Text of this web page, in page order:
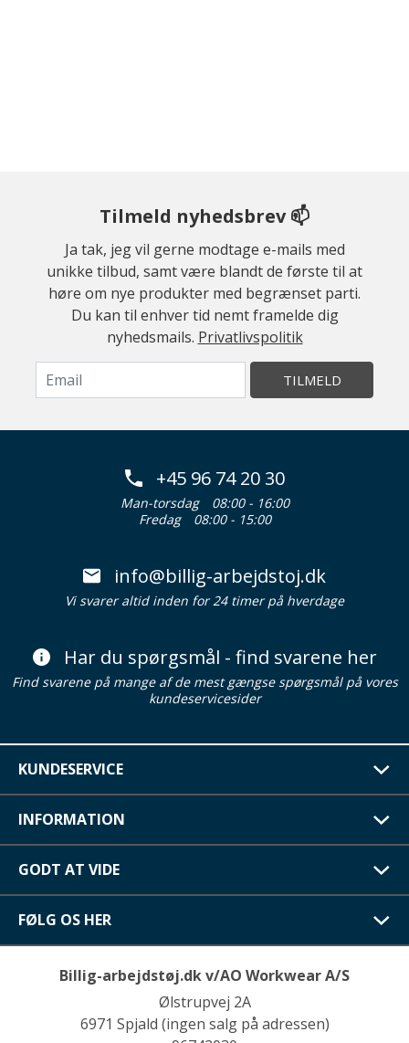
Tilmeld nyhedsbrev 📫
Ja tak, jeg vil gerne modtage e-mails med
unikke tilbud, samt være blandt de første til at
høre om nye produkter med begrænset parti.
Du kan til enhver tid nemt framelde dig
nyhedsmails. Privatlivspolitik
TILMELD
+45 96 74 20 30
Man-torsdag
08:00 - 16:00
Fredag
08:00 - 15:00
info@billig-arbejdstoj.dk
Vi svarer altid inden for 24 timer på hverdage
Har du spørgsmål - find svarene her
Find svarene på mange af de mest gængse spørgsmål på vores
kundeservicesider
KUNDESERVICE
INFORMATION
GODT AT VIDE
FØLG OS HER
Billig-arbejdstøj.dk v/AO Workwear A/S
Ølstrupvej 2A
6971 Spjald (ingen salg på adressen)